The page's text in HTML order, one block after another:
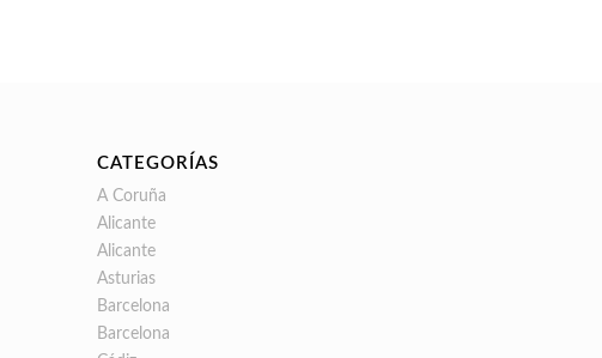
CATEGORÍAS
A Coruña
Alicante
Alicante
Asturias
Barcelona
Barcelona